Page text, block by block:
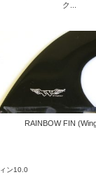
ク...
RAINBOW FIN
ン10.0